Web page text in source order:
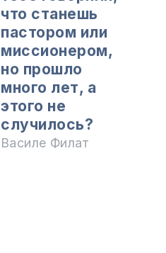
что станешь
пастором или
миссионером,
но прошло
много лет, а
этого не
случилось?
Василе Филат